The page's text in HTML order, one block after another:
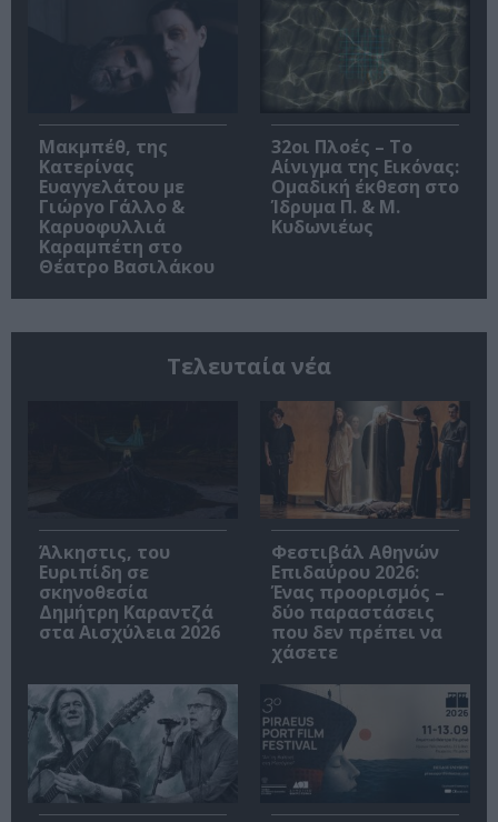
Μακμπέθ, της
Κατερίνας
Ευαγγελάτου με
Γιώργο Γάλλο &
Καρυοφυλλιά
Καραμπέτη στο
Θέατρο Βασιλάκου
32οι Πλοές – Το
Αίνιγμα της Εικόνας:
Ομαδική έκθεση στο
Ίδρυμα Π. & Μ.
Κυδωνιέως
Τελευταία νέα
Άλκηστις, του
Ευριπίδη σε
σκηνοθεσία
Δημήτρη Καραντζά
στα Αισχύλεια 2026
Φεστιβάλ Αθηνών
Επιδαύρου 2026:
Ένας προορισμός –
δύο παραστάσεις
που δεν πρέπει να
χάσετε